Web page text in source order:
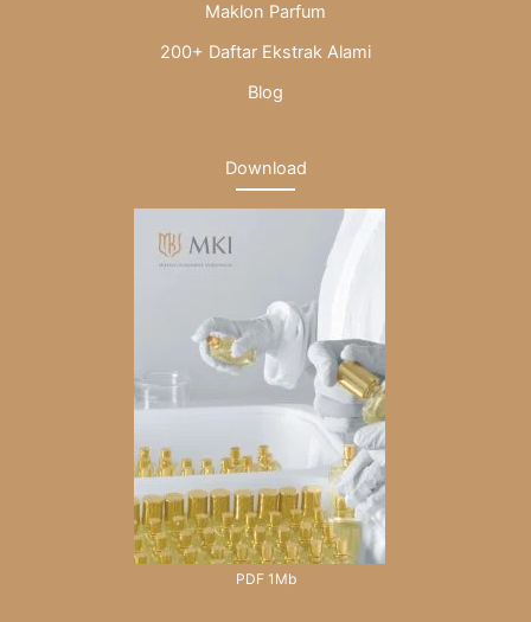
Maklon Parfum
200+ Daftar Ekstrak Alami
Blog
Download
PDF 1Mb